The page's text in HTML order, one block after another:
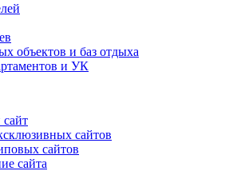
объектов и баз отдыха
и УК
сайтов
сайтов
сайта